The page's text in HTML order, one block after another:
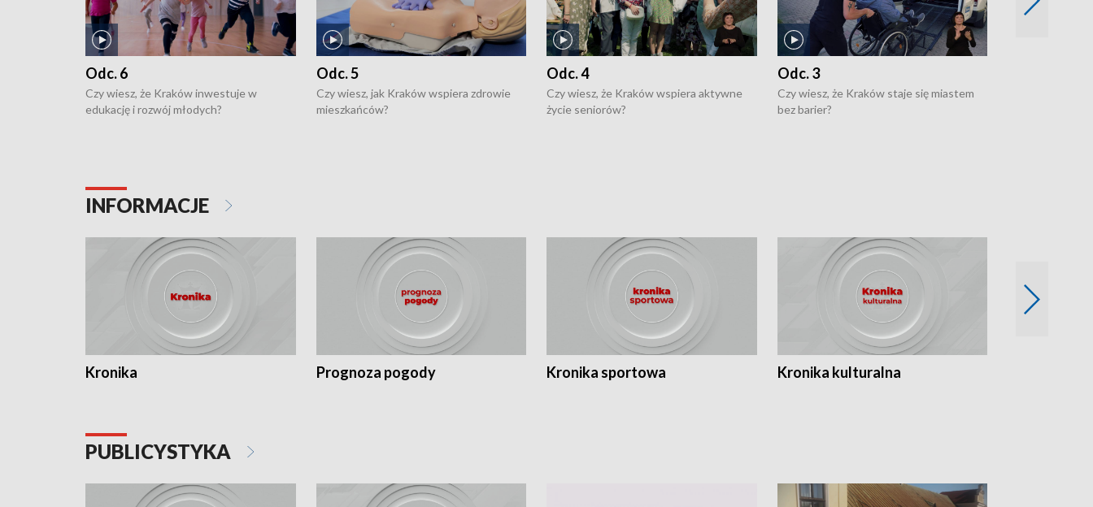
Odc. 6
Czy wiesz, że Kraków inwestuje w
edukację i rozwój młodych?
Odc. 5
Czy wiesz, jak Kraków wspiera zdrowie
mieszkańców?
Odc. 4
Czy wiesz, że Kraków wspiera aktywne
życie seniorów?
Odc. 3
Czy wiesz, że Kraków staje się miastem
bez barier?
INFORMACJE
Kronika Prognoza pogody Kronika sportowa Kronika kulturalna
PUBLICYSTYKA